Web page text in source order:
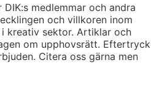
medlemmar och andra
och villkoren inom
kreativ sektor. Artiklar och
om upphovsrätt. Eftertryck
Citera oss gärna men